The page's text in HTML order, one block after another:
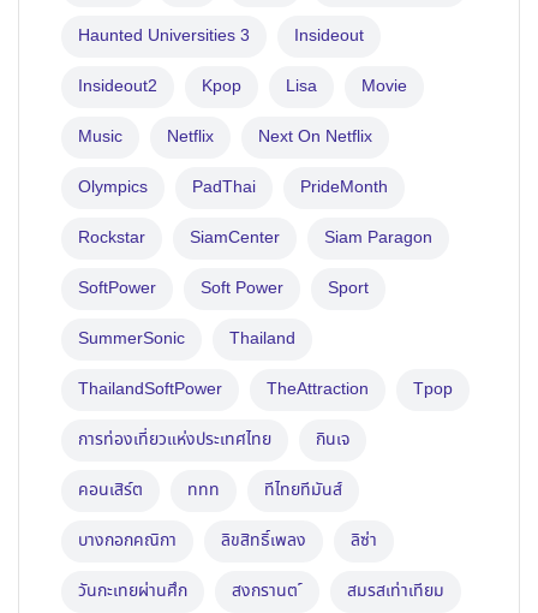
Haunted Universities 3 Insideout
Insideout2 Kpop Lisa Movie
Music Netflix Next On Netflix
Olympics PadThai PrideMonth
Rockstar SiamCenter Siam Paragon
SoftPower Soft Power Sport
SummerSonic Thailand
ThailandSoftPower TheAttraction Tpop
การท่องเที่ยวแห่งประเทศไทย กินเจ
คอนเสิร์ต ททท ทีไทยทีมันส์
บางกอกคณิกา ลิขสิทธิ์เพลง ลิซ่า
วันกะเทยผ่านศึก สงกรานต ์ สมรสเท่าเทียม